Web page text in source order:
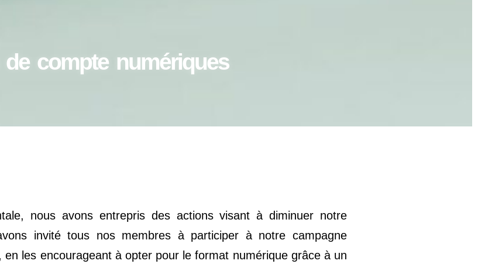
compte numériques
nous avons entrepris des actions visant à diminuer notre
invité tous nos membres à participer à notre campagne
les encourageant à opter pour le format numérique grâce à un